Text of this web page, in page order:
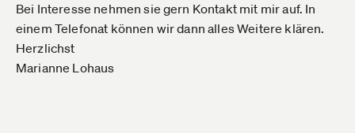
Bei Interesse nehmen sie gern Kontakt mit mir auf. In
einem Telefonat können wir dann alles Weitere klären.
Herzlichst
Marianne Lohaus